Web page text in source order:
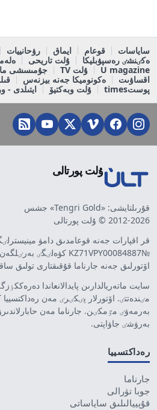
ساياسات قوعام ايماق رۋحانييات
ەكٸنشٸ رەسپۋبليكا
ۇلت تاريحى
U magazine
ۇلت TV
جۇمىسشى
اقساۋىت
ەكونوميكا جەنە بيزنەس
پوستtimes
ۇلت وبەكتيۆ ايتىلدى -
ۇلت پورتالى
قۇرىلتايشى: «Tengri Gold» جشس
2012-2026 © ۇلت پورتالى
قر اقپارات جەنە قوعامدىق دامۋ
№KZ71VPY00084887 كۋەلٸگٸ بەرٸلگەن.
اۆتورلىق جەنە جارناما قۇقىقتارى تولىق
سايت ماتەريالدارىن پايدالانعاندا
مٸندەتتٸ. اۆتورلار پٸكٸرٸ مەن
بەرمەۋٸ مٷمكٸن. جارناما مەن
بەرۋشٸ جاۋاپتى.
رەداكتسييا
جارناما
جوبا تۋرالى
قۇپييالىلىق ساياساتى